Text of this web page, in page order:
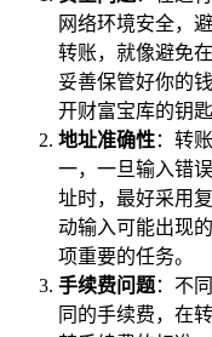
网络环境安全，
转账，就像避免
妥善保管好你的
开财富宝库的钥
地址准确性：转
一，一旦输入错
址时，最好采用
动输入可能出现
项重要的任务。
手续费问题：不
同的手续费，在